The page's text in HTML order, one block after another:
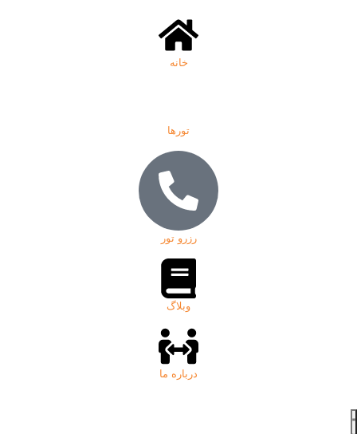
خانه
تورها
رزرو تور
وبلاگ
درباره ما